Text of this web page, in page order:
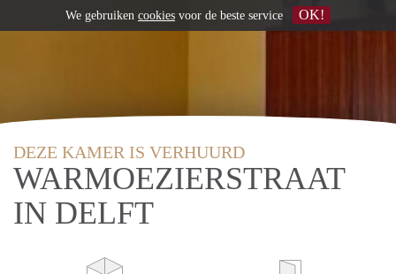
DEZE KAMER IS VERHUURD
WARMOEZIERSTRAAT
IN DELFT
We gebruiken cookies voor de beste service OK!